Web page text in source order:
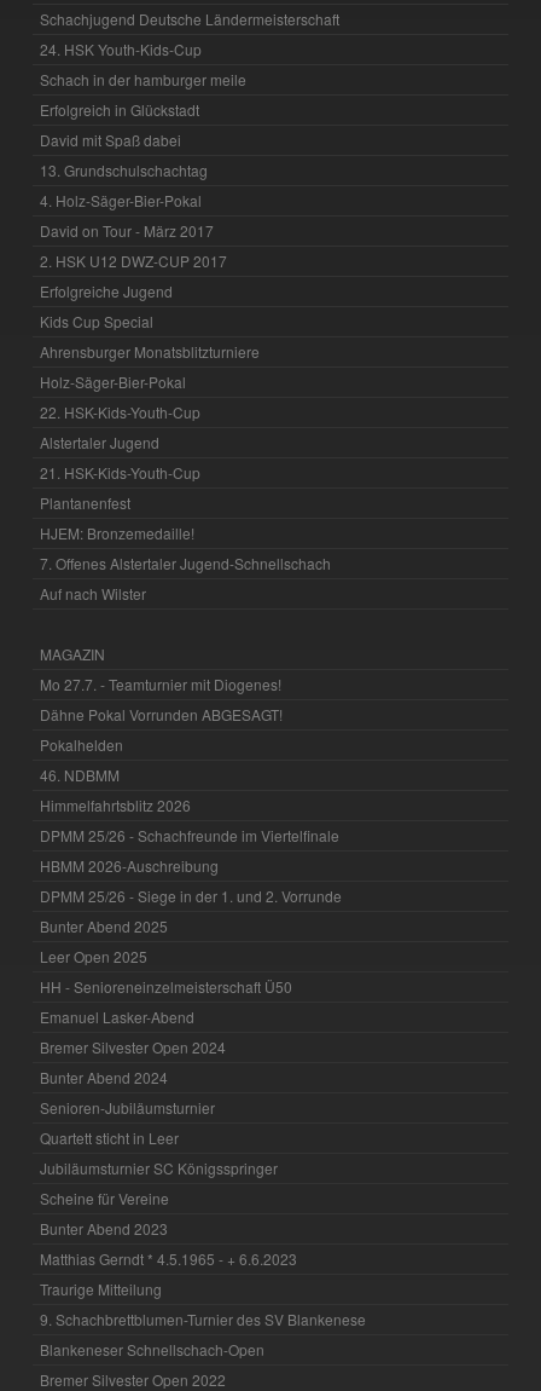
Schachjugend Deutsche Ländermeisterschaft
24. HSK Youth-Kids-Cup
Schach in der hamburger meile
Erfolgreich in Glückstadt
David mit Spaß dabei
13. Grundschulschachtag
4. Holz-Säger-Bier-Pokal
David on Tour - März 2017
2. HSK U12 DWZ-CUP 2017
Erfolgreiche Jugend
Kids Cup Special
Ahrensburger Monatsblitzturniere
Holz-Säger-Bier-Pokal
22. HSK-Kids-Youth-Cup
Alstertaler Jugend
21. HSK-Kids-Youth-Cup
Plantanenfest
HJEM: Bronzemedaille!
7. Offenes Alstertaler Jugend-Schnellschach
Auf nach Wilster
MAGAZIN
Mo 27.7. - Teamturnier mit Diogenes!
Dähne Pokal Vorrunden ABGESAGT!
Pokalhelden
46. NDBMM
Himmelfahrtsblitz 2026
DPMM 25/26 - Schachfreunde im Viertelfinale
HBMM 2026-Auschreibung
DPMM 25/26 - Siege in der 1. und 2. Vorrunde
Bunter Abend 2025
Leer Open 2025
HH - Senioreneinzelmeisterschaft Ü50
Emanuel Lasker-Abend
Bremer Silvester Open 2024
Bunter Abend 2024
Senioren-Jubiläumsturnier
Quartett sticht in Leer
Jubiläumsturnier SC Königsspringer
Scheine für Vereine
Bunter Abend 2023
Matthias Gerndt * 4.5.1965 - + 6.6.2023
Traurige Mitteilung
9. Schachbrettblumen-Turnier des SV Blankenese
Blankeneser Schnellschach-Open
Bremer Silvester Open 2022